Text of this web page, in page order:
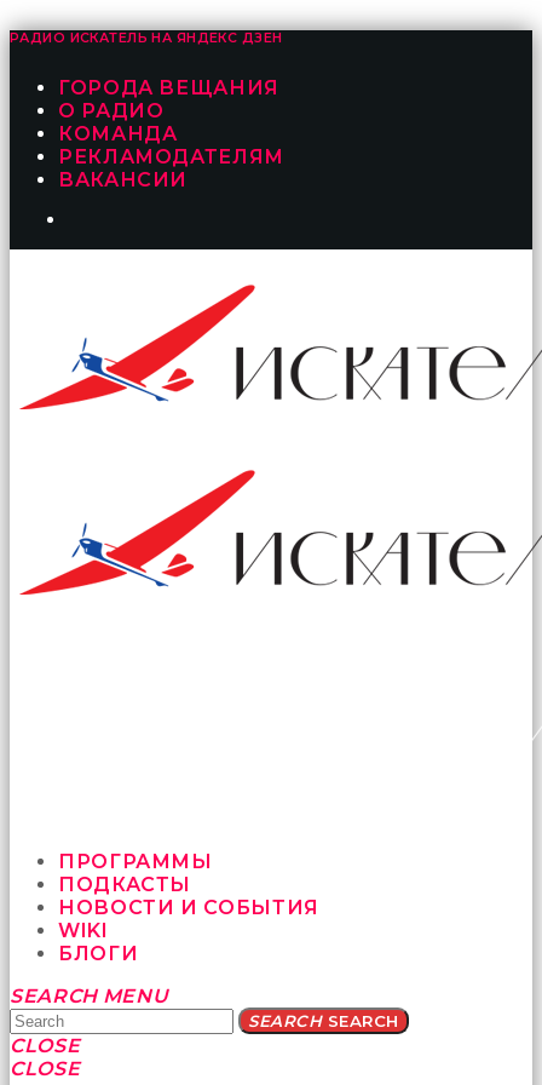
РАДИО ИСКАТЕЛЬ НА ЯНДЕКС ДЗЕН
ГОРОДА ВЕЩАНИЯ
О РАДИО
КОМАНДА
РЕКЛАМОДАТЕЛЯМ
ВАКАНСИИ
ПРОГРАММЫ
ПОДКАСТЫ
НОВОСТИ И СОБЫТИЯ
WIKI
БЛОГИ
Yatağa
bile
geçmeye
fırsat
SEARCH MENU
SEARCHSEARCH
CLOSE
CLOSE